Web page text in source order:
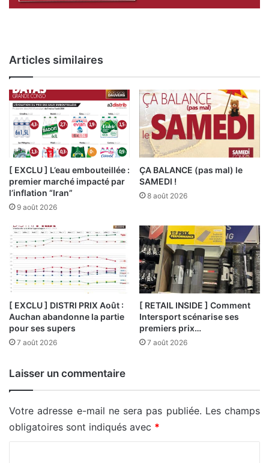
Articles similaires
[ EXCLU ] L’eau embouteillée :
premier marché impacté par
l’inflation “Iran”
9 août 2026
ÇA BALANCE (pas mal) le
SAMEDI !
8 août 2026
[ EXCLU ] DISTRI PRIX Août :
Auchan abandonne la partie
pour ses supers
7 août 2026
[ RETAIL INSIDE ] Comment
Intersport scénarise ses
premiers prix…
7 août 2026
Laisser un commentaire
Votre adresse e-mail ne sera pas publiée. Les champs
obligatoires sont indiqués avec *